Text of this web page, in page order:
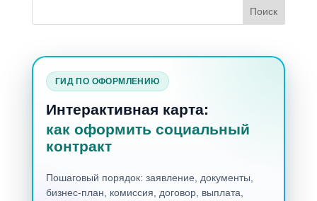
ГИД ПО ОФОРМЛЕНИЮ
Интерактивная карта:
как оформить социальный
контракт
Пошаговый порядок: заявление, документы,
бизнес-план, комиссия, договор, выплата,